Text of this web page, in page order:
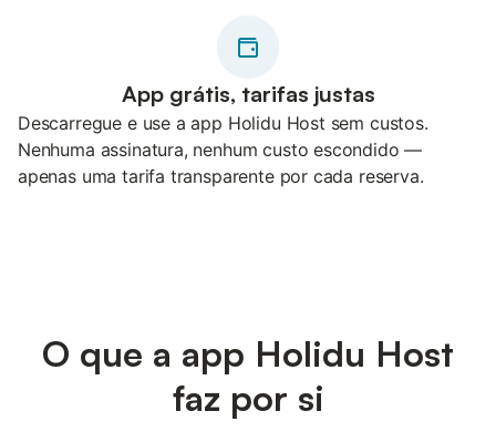
App grátis, tarifas justas
Descarregue e use a app Holidu Host sem custos.
Nenhuma assinatura, nenhum custo escondido —
apenas uma tarifa transparente por cada reserva.
O que a app Holidu Host
faz por si